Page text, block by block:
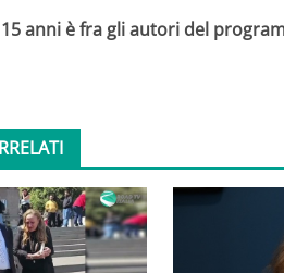
anni è fra gli autori del